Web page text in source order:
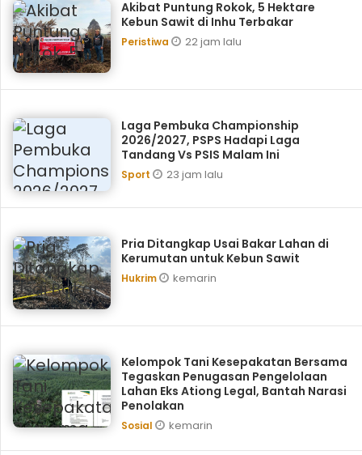
Akibat Puntung Rokok, 5 Hektare
Kebun Sawit di Inhu Terbakar
Peristiwa 22 jam lalu
Laga Pembuka Championship
2026/2027, PSPS Hadapi Laga
Tandang Vs PSIS Malam Ini
Sport 23 jam lalu
Pria Ditangkap Usai Bakar Lahan di
Kerumutan untuk Kebun Sawit
Hukrim kemarin
Kelompok Tani Kesepakatan Bersama
Tegaskan Penugasan Pengelolaan
Lahan Eks Ationg Legal, Bantah Narasi
Penolakan
Sosial kemarin